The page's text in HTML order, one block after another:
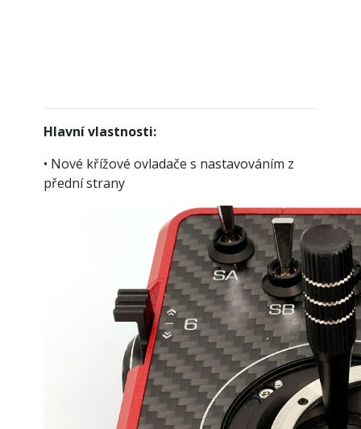
Hlavní vlastnosti:
• Nové křížové ovladače s nastavováním z
přední strany